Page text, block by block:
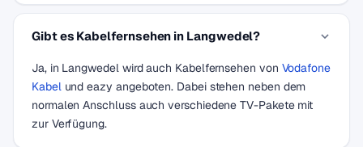
Gibt es Kabelfernsehen in Langwedel?
Ja, in Langwedel wird auch Kabelfernsehen von Vodafone
Kabelund eazy angeboten. Dabei stehen neben dem
normalen Anschluss auch verschiedene TV-Pakete mit
zur Verfügung.